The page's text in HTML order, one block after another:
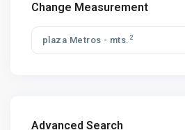
Change Measurement
plaza Metros - mts. 2
Advanced Search